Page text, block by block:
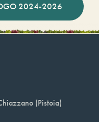
2024-2026
(Pistoia)